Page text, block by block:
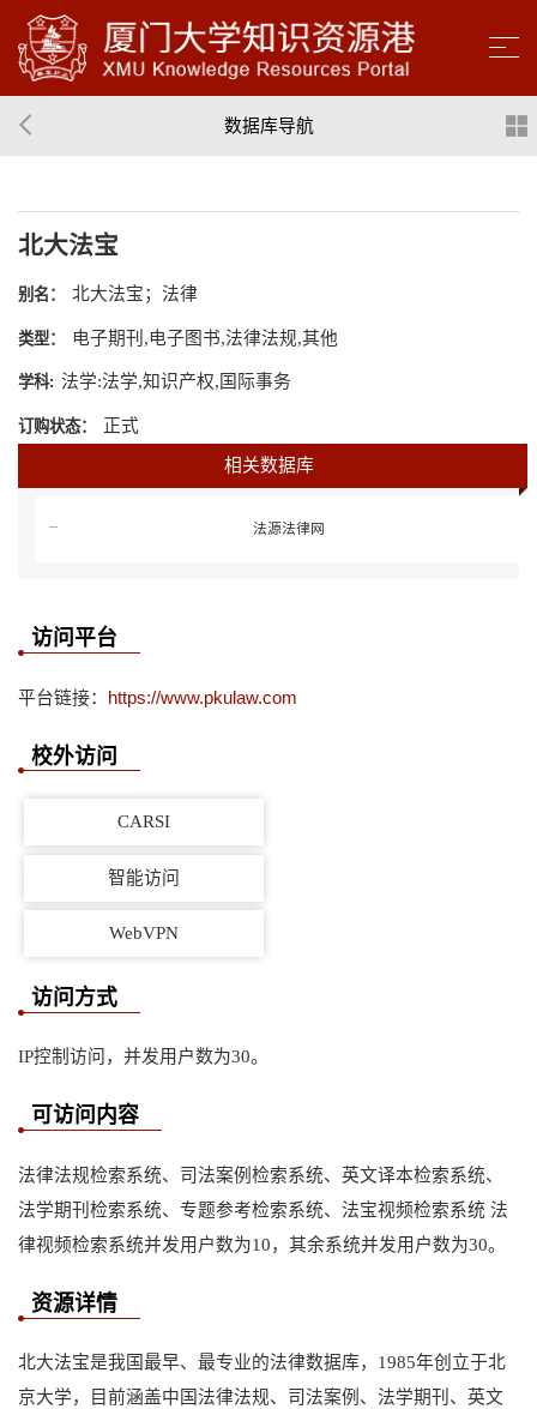
数据库导航
北大法宝
别名： 北大法宝；法律
类型： 电子期刊,电子图书,法律法规,其他
学科: 法学:法学,知识产权,国际事务
订购状态： 正式
相关数据库
法源法律网
访问平台
平台链接： https://www.pkulaw.com
校外访问
CARSI
智能访问
WebVPN
访问方式
IP控制访问，并发用户数为30。
可访问内容
法律法规检索系统、司法案例检索系统、英文译本检索系统、
法学期刊检索系统、专题参考检索系统、法宝视频检索系统 法
律视频检索系统并发用户数为10，其余系统并发用户数为30。
资源详情
北大法宝是我国最早、最专业的法律数据库，1985年创立于北
京大学，目前涵盖中国法律法规、司法案例、法学期刊、英文